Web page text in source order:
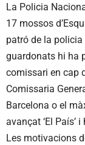
La Policia
17 mossos
patró de la
guardonats hi ha
comissari en cap
Comissaria
Barcelona o el
avançat ‘El País’
Les motivacions